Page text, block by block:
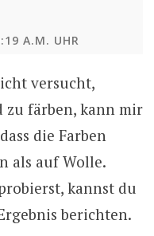
A.M. UHR
versucht,
zu färben, kann mir
die Farben
als auf Wolle.
kannst du
berichten.